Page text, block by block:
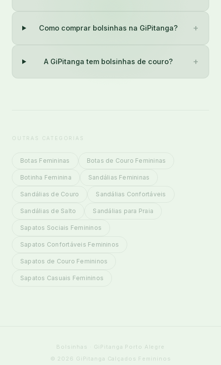
Como comprar bolsinhas na GiPitanga? +
A GiPitanga tem bolsinhas de couro? +
OUTRAS CATEGORIAS
Botas Femininas Botas de Couro Femininas
Botinha Feminina Sandálias Femininas
Sandálias de Couro Sandálias Confortáveis
Sandálias de Salto Sandálias para Praia
Sapatos Sociais Femininos
Sapatos Confortáveis Femininos
Sapatos de Couro Femininos
Sapatos Casuais Femininos
Bolsinhas · GiPitanga Porto Alegre
© 2026 GiPitanga Calçados Femininos